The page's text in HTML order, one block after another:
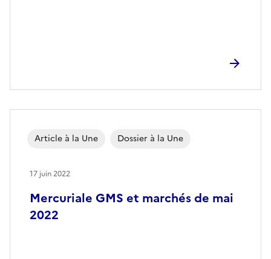
Mercuriale GMS et marchés de mai
2022
Article à la Une Dossier à la Une
17 juin 2022